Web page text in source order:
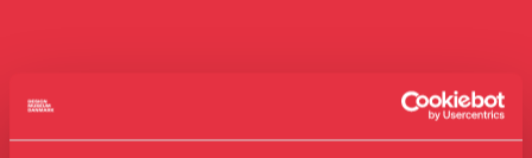
Fakta om Designmuseum
Danmark: